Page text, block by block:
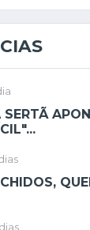
SERTÃ